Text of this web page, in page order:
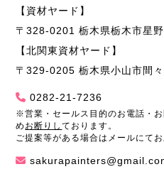
【資材ヤード】
〒328-0201 栃木県栃木市星
【北関東資材ヤード】
〒329-0205 栃木県小山市間
0282-21-7236
※営業・セールス目的のお電話・
め お断りしております。
ご提案等がある場合はメールにてお